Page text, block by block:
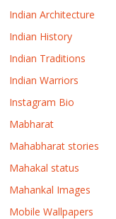
Indian Architecture
Indian History
Indian Traditions
Indian Warriors
Instagram Bio
Mabharat
Mahabharat stories
Mahakal status
Mahankal Images
Mobile Wallpapers